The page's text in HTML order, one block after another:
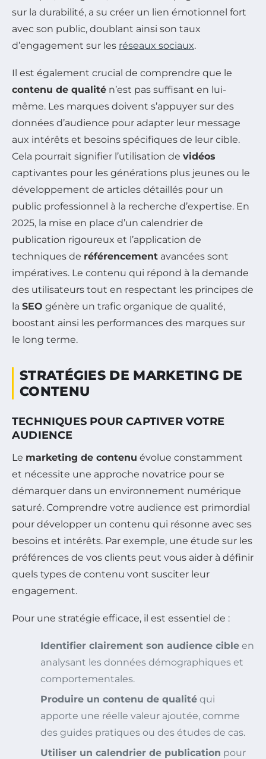
sur la durabilité, a su créer un lien émotionnel fort
avec son public, doublant ainsi son taux
d’engagement sur les réseaux sociaux.
Il est également crucial de comprendre que le
contenu de qualité n’est pas suffisant en lui-
même. Les marques doivent s’appuyer sur des
données d’audience pour adapter leur message
aux intérêts et besoins spécifiques de leur cible.
Cela pourrait signifier l’utilisation de vidéos
captivantes pour les générations plus jeunes ou le
développement de articles détaillés pour un
public professionnel à la recherche d’expertise. En
2025, la mise en place d’un calendrier de
publication rigoureux et l’application de
techniques de référencement avancées sont
impératives. Le contenu qui répond à la demande
des utilisateurs tout en respectant les principes de
la SEO génère un trafic organique de qualité,
boostant ainsi les performances des marques sur
le long terme.
STRATÉGIES DE MARKETING DE
CONTENU
TECHNIQUES POUR CAPTIVER VOTRE
AUDIENCE
Le marketing de contenu évolue constamment
et nécessite une approche novatrice pour se
démarquer dans un environnement numérique
saturé. Comprendre votre audience est primordial
pour développer un contenu qui résonne avec ses
besoins et intérêts. Par exemple, une étude sur les
préférences de vos clients peut vous aider à définir
quels types de contenu vont susciter leur
engagement.
Pour une stratégie efficace, il est essentiel de :
Identifier clairement son audience cible en
analysant les données démographiques et
comportementales.
Produire un contenu de qualité qui
apporte une réelle valeur ajoutée, comme
des guides pratiques ou des études de cas.
Utiliser un calendrier de publication pour